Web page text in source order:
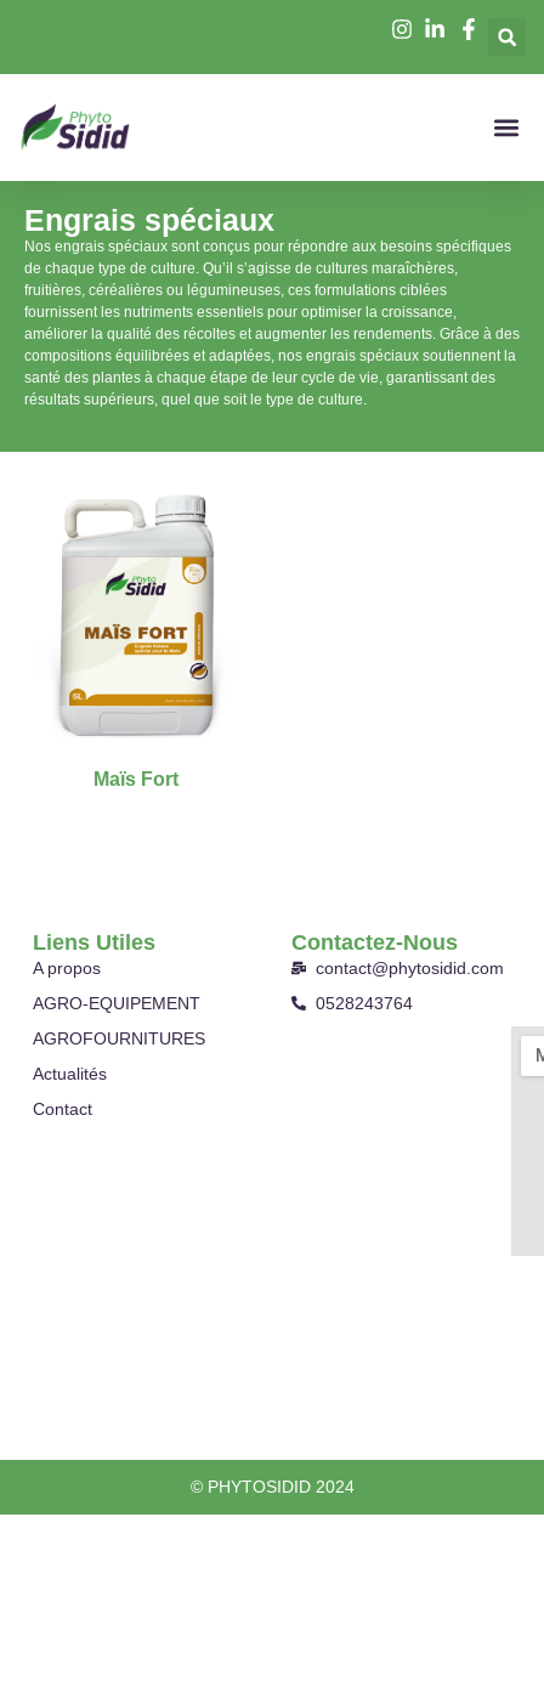
Engrais spéciaux
Nos engrais spéciaux sont conçus pour répondre aux besoins spécifiques
de chaque type de culture. Qu’il s’agisse de cultures maraîchères,
fruitières, céréalières ou légumineuses, ces formulations ciblées
fournissent les nutriments essentiels pour optimiser la croissance,
améliorer la qualité des récoltes et augmenter les rendements. Grâce à des
compositions équilibrées et adaptées, nos engrais spéciaux soutiennent la
santé des plantes à chaque étape de leur cycle de vie, garantissant des
résultats supérieurs, quel que soit le type de culture.
Maïs Fort
Liens Utiles
A propos
AGRO-EQUIPEMENT
AGROFOURNITURES
Actualités
Contact
Contactez-Nous
contact@phytosidid.com
0528243764
© PHYTOSIDID 2024